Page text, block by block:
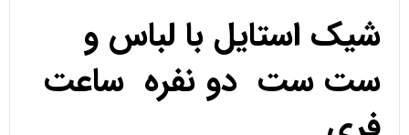
شیک استایل با لباس و
ست ست دو نفره ساعت